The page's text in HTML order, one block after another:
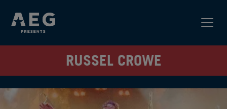
RUSSEL CROWE